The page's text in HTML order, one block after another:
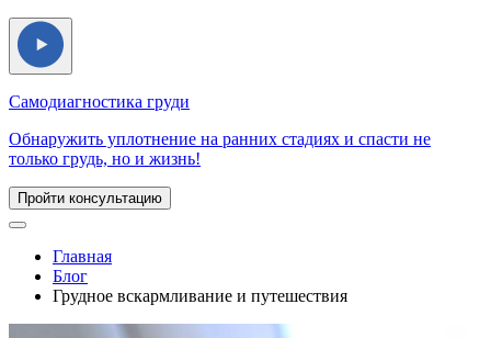
Самодиагностика груди
Обнаружить уплотнение на ранних стадиях и спасти не
только грудь, но и жизнь!
Пройти консультацию
Главная
Блог
Грудное вскармливание и путешествия